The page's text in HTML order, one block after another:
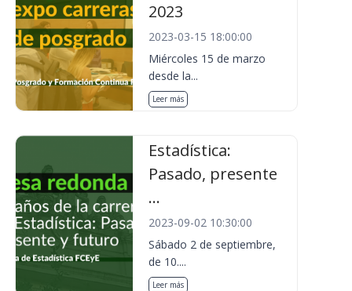
2023
2023-03-15 18:00:00
Miércoles 15 de marzo
desde la...
Leer más
Estadística:
Pasado, presente
...
2023-09-02 10:30:00
Sábado 2 de septiembre,
de 10....
Leer más